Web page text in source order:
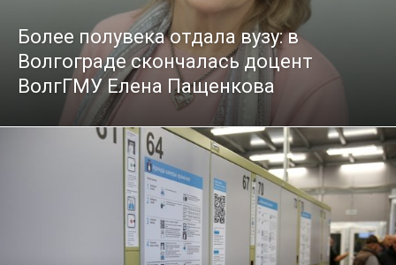
Более полувека отдала вузу: в
Волгограде скончалась доцент
ВолгГМУ Елена Пащенкова